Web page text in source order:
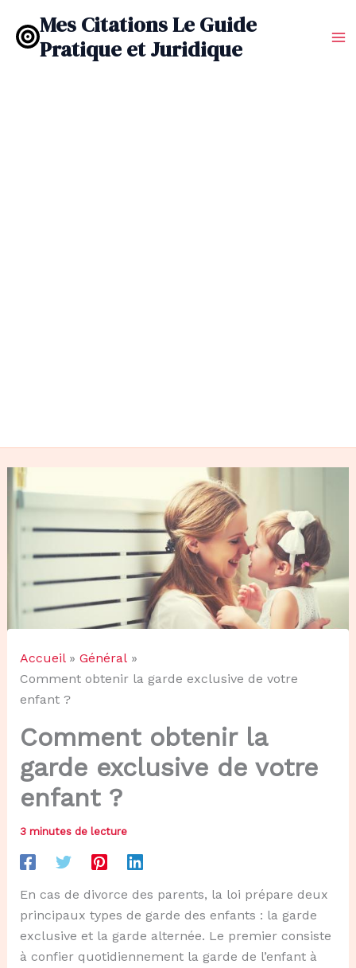
contenu
Mes Citations Le Guide
Pratique et Juridique
Accueil
Général
Comment obtenir la garde exclusive de votre
enfant ?
Comment obtenir la
garde exclusive de votre
enfant ?
3 minutes de lecture
En cas de divorce des parents, la loi prépare deux
principaux types de garde des enfants : la garde
exclusive et la garde alternée. Le premier consiste
à confier quotidiennement la garde de l’enfant à